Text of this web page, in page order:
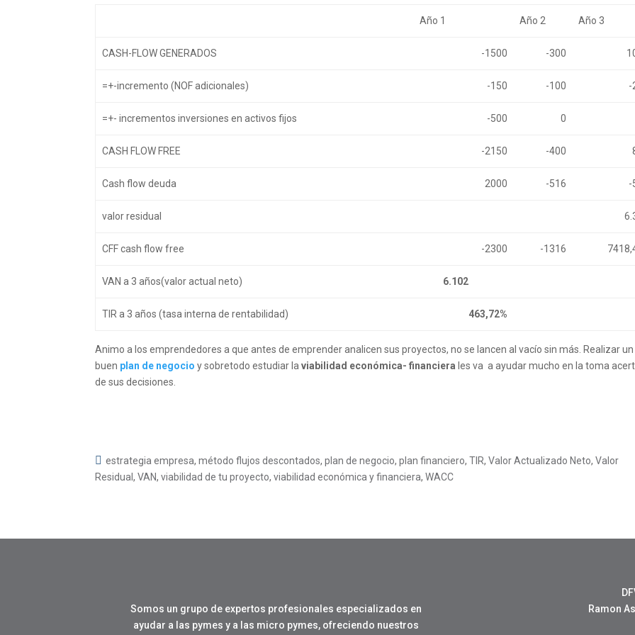
Año 1 Año 2 Año 3
CASH-FLOW GENERADOS -1500 -300
=+-incremento (NOF adicionales) -150 -100 -
=+- incrementos inversiones en activos fijos -500 0
CASH FLOW FREE -2150 -400
Cash flow deuda 2000 -516 -
valor residual
CFF cash flow free -2300 -1316
VAN a 3 años(valor actual neto) 6.102
TIR a 3 años (tasa interna de rentabilidad) 463,72%
Animo a los emprendedores a que antes de emprender analicen sus proyectos, no se lancen al vacío sin más. Realizar un
buen plan de negocio y sobretodo estudiar la viabilidad económica- financiera les va a ayudar mucho en la toma
de sus decisiones.
estrategia empresa,método flujos descontados,plan de negocio,plan financiero,TIR,Valor Actualizado Neto,Valor
Residual,VAN,viabilidad de tu proyecto,viabilidad económica y financiera,WACC
Somos un grupo de expertos profesionales especializados en
ayudar a las pymes y a las micro pymes, ofreciendo nuestros
Ramon